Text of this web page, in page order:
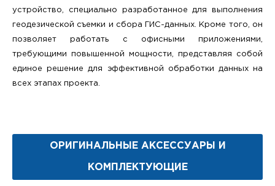
устройство, специально разработанное для выполнения
геодезической съемки и сбора ГИС-данных. Кроме того, он
позволяет работать с офисными приложениями,
требующими повышенной мощности, представляя собой
единое решение для эффективной обработки данных на
всех этапах проекта.
ОРИГИНАЛЬНЫЕ АКСЕССУАРЫ И
КОМПЛЕКТУЮЩИЕ